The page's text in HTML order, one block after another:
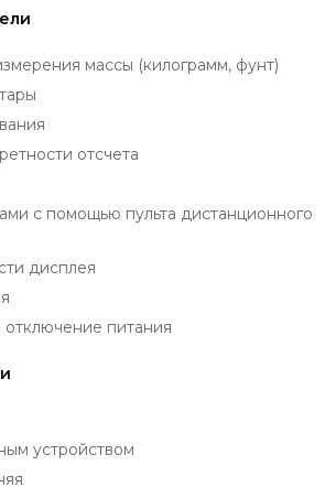
массы (килограмм, фунт)
отсчета
с помощью пульта дистанционного
дисплея
отключение питания
устройством